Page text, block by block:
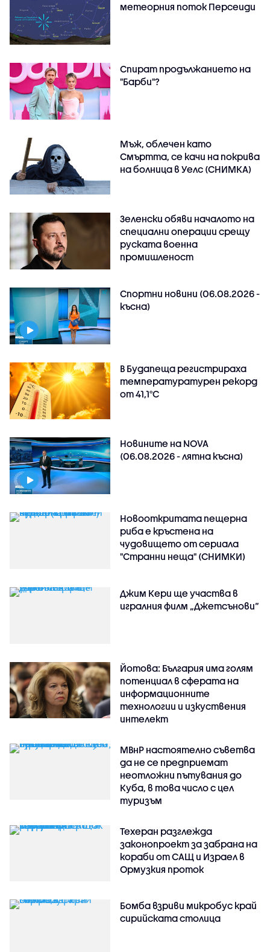
метеорния поток Персеиди
Спират продължанието на
"Барби"?
Мъж, облечен като
Смъртта, се качи на покрива
на болница в Уелс (СНИМКА)
Зеленски обяви началото на
специални операции срещу
руската военна
промишленост
Спортни новини (06.08.2026 -
късна)
В Будапеща регистрираха
температуратурен рекорд
от 41,1°C
Новините на NOVA
(06.08.2026 - лятна късна)
Новооткритата пещерна
риба е кръстена на
чудовището от сериала
"Странни неща" (СНИМКИ)
Джим Кери ще участва в
игралния филм „Джетсънови“
Йотова: България има голям
потенциал в сферата на
информационните
технологии и изкуствения
интелект
МВнР настоятелно съветва
да не се предприемат
неотложни пътувания до
Куба, в това число с цел
туризъм
Техеран разглежда
законопроект за забрана на
кораби от САЩ и Израел в
Ормузкия проток
Бомба взриви микробус край
сирийската столица